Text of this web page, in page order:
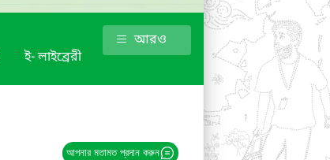
ই- লাইব্রেরী
আরও
আপনার মতামত প্রদান করুন